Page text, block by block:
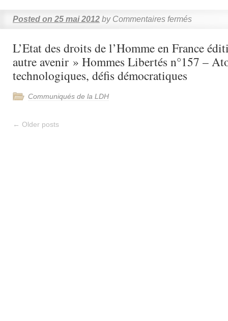
Posted on 25 mai 2012 by Commentaires fermés
L’Etat des droits de l’Homme en France
autre avenir » Hommes Libertés n°157 –
technologiques, défis démocratiques
Communiqués de la LDH
← Older posts